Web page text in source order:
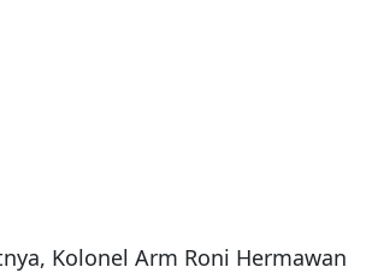
Kolonel Arm Roni Hermawan